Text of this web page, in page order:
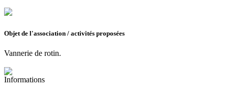
Objet de l'association / activités proposées
Vannerie de rotin.
Informations